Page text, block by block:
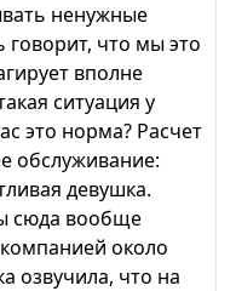
ненужные
говорит, что мы это
вполне
ситуация у
это норма? Расчет
обслуживание:
девушка.
сюда вообще
около
озвучила, что на